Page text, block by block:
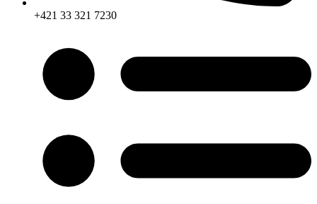
+421 33 321 7230